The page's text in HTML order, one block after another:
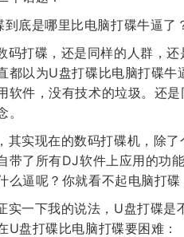
到底是哪里比电脑打碟牛逼了
码打碟，还是同样的人群，
都以为U盘打碟比电脑打碟
软件，没有技术的垃圾。还
其实现在的数码打碟机，除
带了所有DJ软件上应用的功
么逼呢？你就看不起电脑打碟
实一下我的说法，U盘打碟是
U盘打碟比电脑打碟要困难：